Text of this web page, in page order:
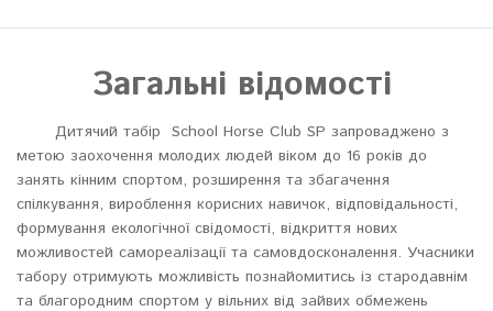
Загальні відомості
Дитячий табір School Horse Club SP запроваджено з
метою заохочення молодих людей віком до 16 років до
занять кінним спортом, розширення та збагачення
спілкування, вироблення корисних навичок, відповідальності,
формування екологічної свідомості, відкриття нових
можливостей самореалізації та самовдосконалення. Учасники
табору отримують можливість познайомитись із стародавнім
та благородним спортом у вільних від зайвих обмежень